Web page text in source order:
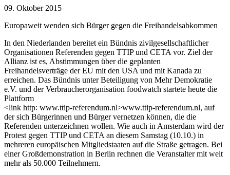
09. Oktober 2015
Europaweit wenden sich Bürger gegen die Freihandelsabkommen
In den Niederlanden bereitet ein Bündnis zivilgesellschaftlicher
Organisationen Referenden gegen TTIP und CETA vor. Ziel der
Allianz ist es, Abstimmungen über die geplanten
Freihandelsverträge der EU mit den USA und mit Kanada zu
erreichen. Das Bündnis unter Beteiligung von Mehr Demokratie
e.V. und der Verbraucherorganisation foodwatch startete heute die
Plattform
<link http: www.ttip-referendum.nl>www.ttip-referendum.nl, auf
der sich Bürgerinnen und Bürger vernetzen können, die die
Referenden unterzeichnen wollen. Wie auch in Amsterdam wird der
Protest gegen TTIP und CETA an diesem Samstag (10.10.) in
mehreren europäischen Mitgliedstaaten auf die Straße getragen. Bei
einer Großdemonstration in Berlin rechnen die Veranstalter mit weit
mehr als 50.000 Teilnehmern.